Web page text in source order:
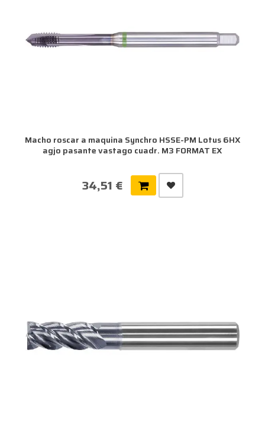
Macho roscar a maquina Synchro HSSE-PM Lotus 6HX
agjo pasante vastago cuadr. M3 FORMAT EX
34,51 €